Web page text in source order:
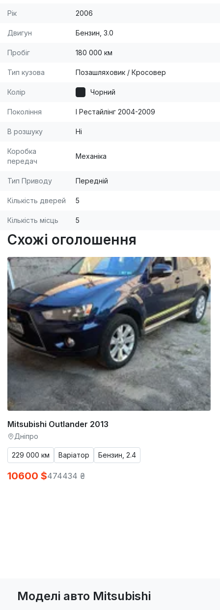
Рік 2006
Двигун Бензин, 3.0
Пробіг 180 000 км
Тип кузова Позашляховик / Кросовер
Колір Чорний
Покоління I Рестайлінг 2004-2009
В розшуку Ні
Коробка
передач
Механіка
Тип Приводу Передній
Кількість дверей 5
Кількість місць 5
Схожі оголошення
Mitsubishi Outlander 2013
Дніпро
229 000 км Варіатор Бензин, 2.4
10600 $474434 ₴
Моделі авто Mitsubishi